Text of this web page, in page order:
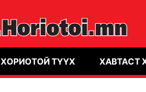
ХОРИОТОЙ ТҮҮХ ХАВТАСТ